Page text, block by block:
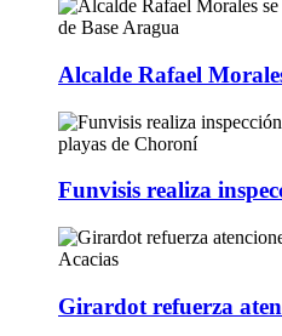
Alcalde Rafael
Funvisis realiza
Girardot refuerza